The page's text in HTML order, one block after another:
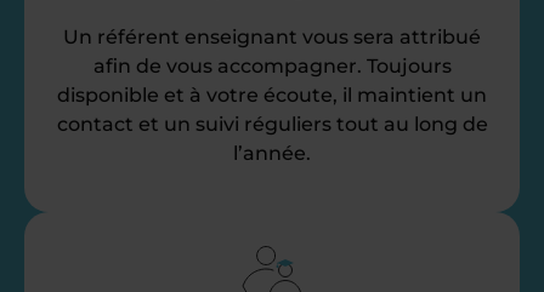
Un référent enseignant vous sera attribué
afin de vous accompagner. Toujours
disponible et à votre écoute, il maintient un
contact et un suivi réguliers tout au long de
l’année.